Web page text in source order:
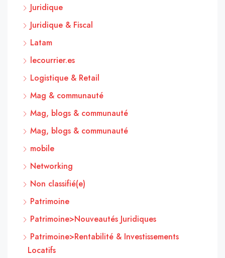
Juridique
Juridique & Fiscal
Latam
lecourrier.es
Logistique & Retail
Mag & communauté
Mag, blogs & communauté
Mag, blogs & communauté
mobile
Networking
Non classifié(e)
Patrimoine
Patrimoine>Nouveautés Juridiques
Patrimoine>Rentabilité & Investissements
Locatifs